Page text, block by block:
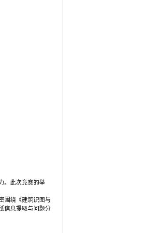
。此次竞赛的举
围绕《建筑识图与
信息提取与问题分